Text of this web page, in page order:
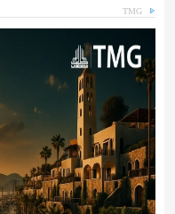
TMG